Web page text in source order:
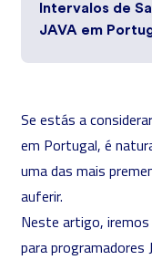
Intervalos de
JAVA em
Se estás a
em Portugal, é
uma das mais
auferir.
Neste artigo, iremos
paraprogramadores